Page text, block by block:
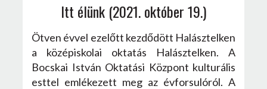
Itt élünk (2021. október 19.)
Ötven évvel ezelőtt kezdődött Halásztelken
a középiskolai oktatás Halásztelken. A
Bocskai István Oktatási Központ kulturális
esttel emlékezett meg az évforsulóról. A